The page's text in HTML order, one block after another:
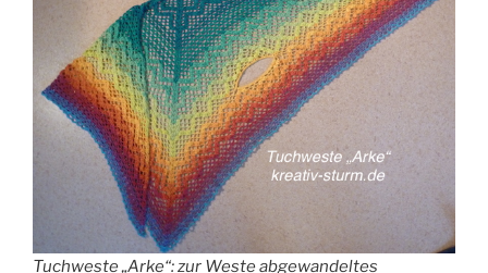
Tuchweste „Arke“: zur Weste abgewandeltes